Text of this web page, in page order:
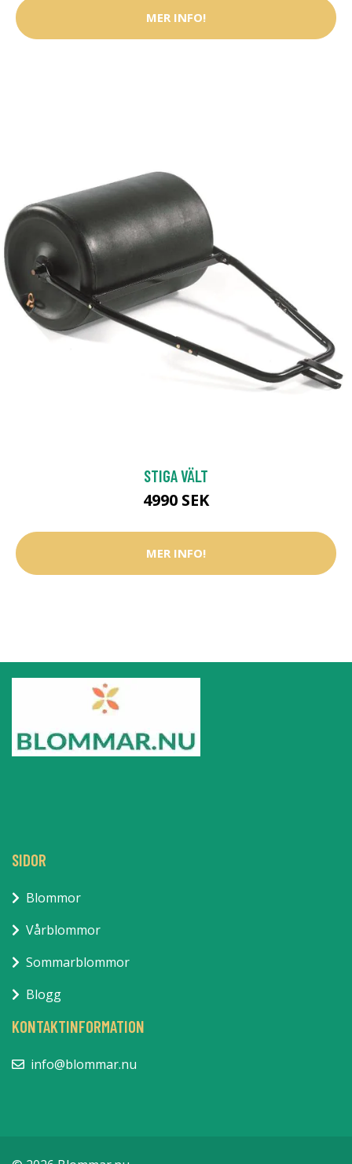
MER INFO!
STIGA VÄLT
4990 SEK
MER INFO!
SIDOR
Blommor
Vårblommor
Sommarblommor
Blogg
KONTAKTINFORMATION
info@blommar.nu